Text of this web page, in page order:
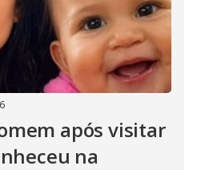
após visitar
na